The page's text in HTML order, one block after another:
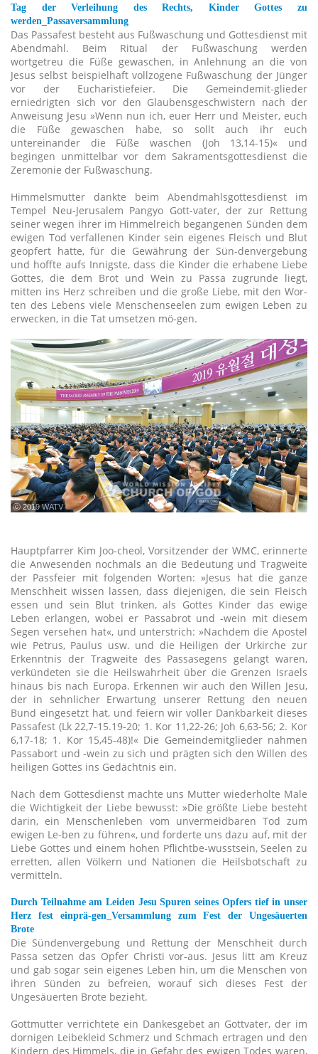
Tag der Verleihung des Rechts, Kinder Gottes zu
werden_Passaversammlung
Das Passafest besteht aus Fußwaschung und Gottesdienst mit
Abendmahl. Beim Ritual der Fußwaschung werden
wortgetreu die Füße gewaschen, in Anlehnung an die von
Jesus selbst beispielhaft vollzogene Fußwaschung der Jünger
vor der Eucharistiefeier. Die Gemeindemit-glieder
erniedrigten sich vor den Glaubensgeschwistern nach der
Anweisung Jesu »Wenn nun ich, euer Herr und Meister, euch
die Füße gewaschen habe, so sollt auch ihr euch
untereinander die Füße waschen (Joh 13,14-15)« und
begingen unmittelbar vor dem Sakramentsgottesdienst die
Zeremonie der Fußwaschung.
Himmelsmutter dankte beim Abendmahlsgottesdienst im
Tempel Neu-Jerusalem Pangyo Gott-vater, der zur Rettung
seiner wegen ihrer im Himmelreich begangenen Sünden dem
ewigen Tod verfallenen Kinder sein eigenes Fleisch und Blut
geopfert hatte, für die Gewährung der Sün-denvergebung
und hoffte aufs Innigste, dass die Kinder die erhabene Liebe
Gottes, die dem Brot und Wein zu Passa zugrunde liegt,
mitten ins Herz schreiben und die große Liebe, mit den Wor-
ten des Lebens viele Menschenseelen zum ewigen Leben zu
erwecken, in die Tat umsetzen mö-gen.
ⓒ 2019 WATV
Hauptpfarrer Kim Joo-cheol, Vorsitzender der WMC, erinnerte
die Anwesenden nochmals an die Bedeutung und Tragweite
der Passfeier mit folgenden Worten: »Jesus hat die ganze
Menschheit wissen lassen, dass diejenigen, die sein Fleisch
essen und sein Blut trinken, als Gottes Kinder das ewige
Leben erlangen, wobei er Passabrot und -wein mit diesem
Segen versehen hat«, und unterstrich: »Nachdem die Apostel
wie Petrus, Paulus usw. und die Heiligen der Urkirche zur
Erkenntnis der Tragweite des Passasegens gelangt waren,
verkündeten sie die Heilswahrheit über die Grenzen Israels
hinaus bis nach Europa. Erkennen wir auch den Willen Jesu,
der in sehnlicher Erwartung unserer Rettung den neuen
Bund eingesetzt hat, und feiern wir voller Dankbarkeit dieses
Passafest (Lk 22,7-15.19-20; 1. Kor 11,22-26; Joh 6,63-56; 2. Kor
6,17-18; 1. Kor 15,45-48)!« Die Gemeindemitglieder nahmen
Passabort und -wein zu sich und prägten sich den Willen des
heiligen Gottes ins Gedächtnis ein.
Nach dem Gottesdienst machte uns Mutter wiederholte Male
die Wichtigkeit der Liebe bewusst: »Die größte Liebe besteht
darin, ein Menschenleben vom unvermeidbaren Tod zum
ewigen Le-ben zu führen«, und forderte uns dazu auf, mit der
Liebe Gottes und einem hohen Pflichtbe-wusstsein, Seelen zu
erretten, allen Völkern und Nationen die Heilsbotschaft zu
vermitteln.
Durch Teilnahme am Leiden Jesu Spuren seines Opfers tief in unser
Herz fest einprä-gen_Versammlung zum Fest der Ungesäuerten
Brote
Die Sündenvergebung und Rettung der Menschheit durch
Passa setzen das Opfer Christi vor-aus. Jesus litt am Kreuz
und gab sogar sein eigenes Leben hin, um die Menschen von
ihren Sünden zu befreien, worauf sich dieses Fest der
Ungesäuerten Brote bezieht.
Gottmutter verrichtete ein Dankesgebet an Gottvater, der im
dornigen Leibekleid Schmerz und Schmach ertragen und den
Kindern des Himmels, die in Gefahr des ewigen Todes waren,